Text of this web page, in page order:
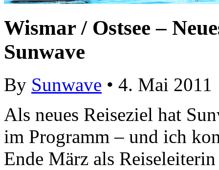
Wismar / Ostsee –
Sunwave
By Sunwave • 4. Mai 2011
Als neues Reiseziel hat
im Programm – und ich
Ende März als